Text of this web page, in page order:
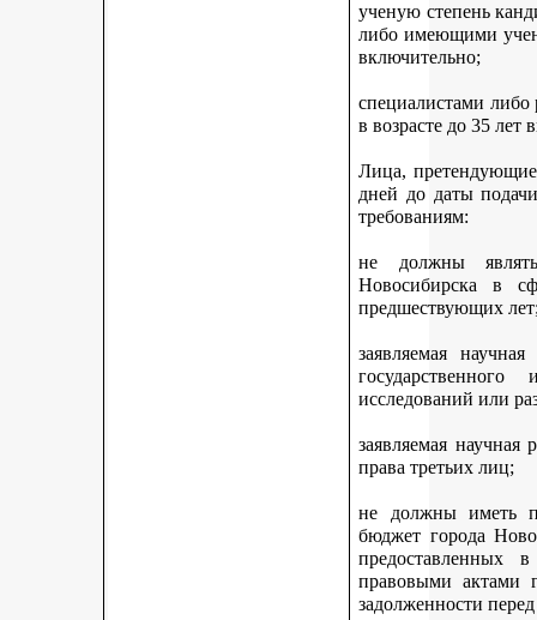
ученую степень
либо имеющими
включительно;
специалистами
в возрасте до 35 лет
Лица,
дней до даты
требованиям:
не должны
Новосибирска в
предшествующих
заявляемая
исследований или
заявляемая
права третьих лиц;
не должны иметь
бюджет города
предоставленных
правовыми актами
задолженности